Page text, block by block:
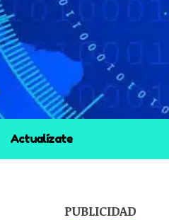
Actualízate
PUBLICIDAD